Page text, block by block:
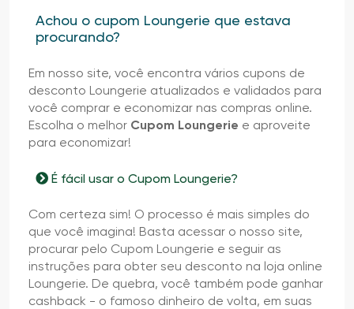
Achou o cupom Loungerie que estava
procurando?
Em nosso site, você encontra vários cupons de
desconto Loungerie atualizados e validados para
você comprar e economizar nas compras online.
Escolha o melhor Cupom Loungerie e aproveite
para economizar!
É fácil usar o Cupom Loungerie?
Com certeza sim! O processo é mais simples do
que você imagina! Basta acessar o nosso site,
procurar pelo Cupom Loungerie e seguir as
instruções para obter seu desconto na loja online
Loungerie. De quebra, você também pode ganhar
cashback - o famoso dinheiro de volta, em suas